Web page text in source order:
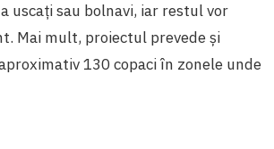
uscați sau bolnavi, iar restul vor
Mai mult, proiectul prevede și
130 copaci în zonele unde